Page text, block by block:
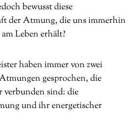
bewusst diese
der Atmung, die uns immerhin
Leben erhält?
haben immer von zwei
gesprochen, die
verbunden sind: die
und ihr energetischer